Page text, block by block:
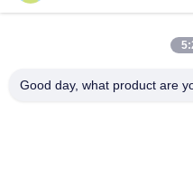
Good day, what product are